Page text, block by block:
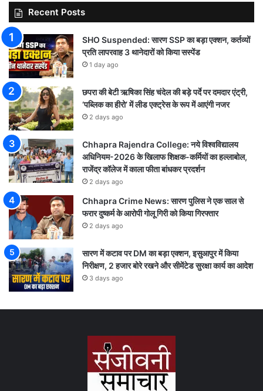
Recent Posts
SHO Suspended: सारण SSP का बड़ा एक्शन, कर्तव्यों
प्रति लापरवाह 3 थानेदारों को किया सस्पेंड
1 day ago
छपरा की बेटी ऋषिका सिंह चंदेल की बड़े पर्दे पर दमदार एंट्री,
‘पब्लिक का हीरो’ में लीड एक्ट्रेस के रूप में आएंगी नजर
2 days ago
Chhapra Rajendra College: नये विश्वविद्यालय
अधिनियम-2026 के खिलाफ शिक्षक-कर्मियों का हल्लाबोल,
राजेंद्र कॉलेज में काला फीता बांधकर प्रदर्शन
2 days ago
Chhapra Crime News: सारण पुलिस ने एक साल से
फरार दुष्कर्म के आरोपी गोलू गिरी को किया गिरफ्तार
2 days ago
सारण में कटाव पर DM का बड़ा एक्शन, इसुआपुर में किया
निरीक्षण, 2 हजार बोरे रखने और सीमेंटेड सुरक्षा कार्य का आदेश
3 days ago